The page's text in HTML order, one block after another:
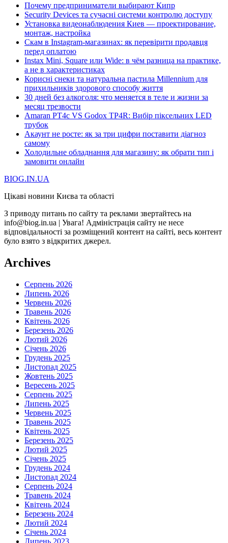
Почему предприниматели выбирают Кипр
Security Devices та сучасні системи контролю доступу
Установка видеонаблюдения Киев — проектирование,
монтаж, настройка
Скам в Instagram-магазинах: як перевірити продавця
перед оплатою
Instax Mini, Square или Wide: в чём разница на практике,
а не в характеристиках
Корисні снеки та натуральна пастила Millennium для
прихильників здорового способу життя
30 дней без алкоголя: что меняется в теле и жизни за
месяц трезвости
Amaran PT4c VS Godox TP4R: Вибір піксельних LED
трубок
Акаунт не росте: як за три цифри поставити діагноз
самому
Холодильне обладнання для магазину: як обрати тип і
замовити онлайн
BIOG.IN.UA
Цікаві новини Києва та області
З приводу питань по сайту та реклами звертайтесь на
info@biog.in.ua | Увага! Адміністрація сайту не несе
відповідальності за розміщений контент на сайті, весь контент
було взято з відкритих джерел.
Archives
Серпень 2026
Липень 2026
Червень 2026
Травень 2026
Квітень 2026
Березень 2026
Лютий 2026
Січень 2026
Грудень 2025
Листопад 2025
Жовтень 2025
Вересень 2025
Серпень 2025
Липень 2025
Червень 2025
Травень 2025
Квітень 2025
Березень 2025
Лютий 2025
Січень 2025
Грудень 2024
Листопад 2024
Серпень 2024
Травень 2024
Квітень 2024
Березень 2024
Лютий 2024
Січень 2024
Липень 2023